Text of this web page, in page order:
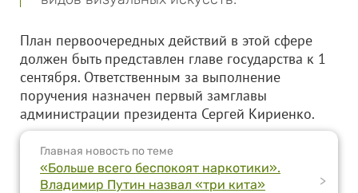
План первоочередных действий в этой сфере
должен быть представлен главе государства к 1
сентября. Ответственным за выполнение
поручения назначен первый замглавы
администрации президента Сергей Кириенко.
Главная новость по теме
«Больше всего беспокоят наркотики».
Владимир Путин назвал «три кита»
>